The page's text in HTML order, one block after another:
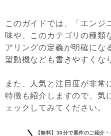
このガイドでは、「エンジ
味や、このカテゴリの種類
アリングの定義が明確にな
望動機なども書きやすくな
また、人気と注目度が非常
特徴も紹介しますので、気
ェックしてみてください。
【無料】30分で案件のご紹介